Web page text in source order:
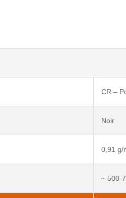
CR –
Noir
0,91 g/
~ 500-